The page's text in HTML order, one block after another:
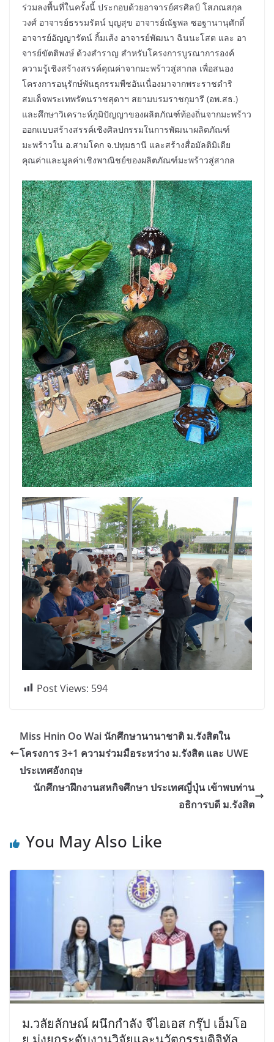
ร่วมลงพื้นที่ในครั้งนี้ ประกอบด้วยอาจารย์ศรศิลป์ โสภณสกุล
วงศ์ อาจารย์ธรรมรัตน์ บุญสุข อาจารย์ณัฐพล ซอฐานานุศักดิ์
อาจารย์อัญญารัตน์ กิ้มเส้ง อาจารย์พัฒนา ฉินนะโสต และ อา
จารย์ขัตติพงษ์ ด้วงสำราญ สำหรับโครงการบูรณาการองค์
ความรู้เชิงสร้างสรรค์คุณค่าจากมะพร้าวสู่สากล เพื่อสนอง
โครงการอนุรักษ์พันธุกรรมพืชอันเนื่องมาจากพระราชดำริ
สมเด็จพระเทพรัตนราชสุดาฯ สยามบรมราชกุมารี (อพ.สธ.)
และศึกษาวิเคราะห์ภูมิปัญญาของผลิตภัณฑ์ท้องถิ่นจากมะพร้าว
ออกแบบสร้างสรรค์เชิงศิลปกรรมในการพัฒนาผลิตภัณฑ์
มะพร้าวใน อ.สามโคก จ.ปทุมธานี และสร้างสื่อมัลติมิเดีย
คุณค่าและมูลค่าเชิงพาณิชย์ของผลิตภัณฑ์มะพร้าวสู่สากล
Post Views: 594
Miss Hnin Oo Wai นักศึกษานานาชาติ ม.รังสิตใน
โครงการ 3+1 ความร่วมมือระหว่าง ม.รังสิต และ UWE
ประเทศอังกฤษ
นักศึกษาฝึกงานสหกิจศึกษา ประเทศญี่ปุ่น เข้าพบท่าน
อธิการบดี ม.รังสิต
You May Also Like
ม.วลัยลักษณ์ ผนึกกำลัง จีไอเอส กรุ๊ป เอ็มโอ